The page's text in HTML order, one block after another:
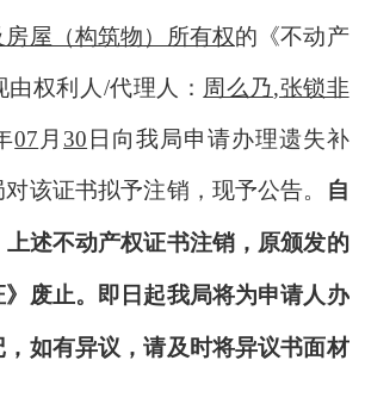
屋（构筑物）所有权的《不动产
由权利人/代理人 ： 周么乃,张锁非
07 月 30 日向我局申请办理遗失补
该证书拟予注销，现予公告。 自
上述不动产权证书注销，原颁发的
》废止。即日起我局将为申请人办
， 如有异议，请及时将异议书面材